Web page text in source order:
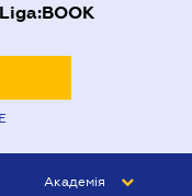
Liga:BOOK
Академія